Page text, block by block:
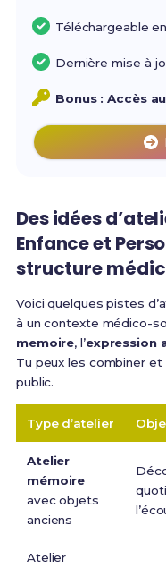
Téléchargeable en
Dernière mise à
Bonus : Accès
Des idées
Enfance et
structure
Voici quelques pistes
à un contexte médico-
memoire, l’expression
Tu peux les combiner
public.
Type d’atelier
Atelier
mémoire
avec objets
anciens
Atelier